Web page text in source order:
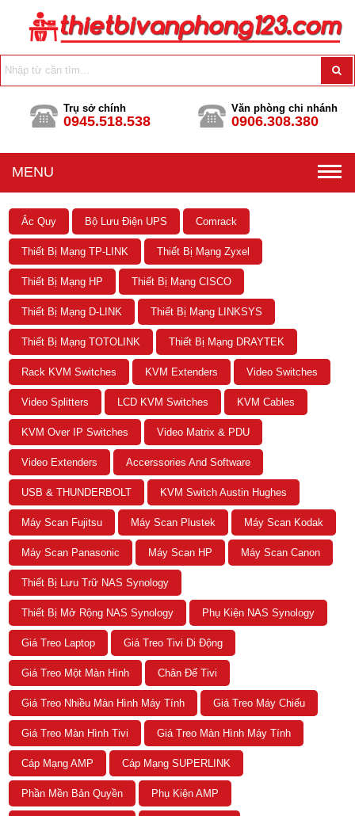
Trụ sở chính
0945.518.538
Văn phòng chi nhánh
0906.308.380
MENU
Ắc Quy Bộ Lưu Điện UPS Comrack
Thiết Bị Mạng TP-LINK Thiết Bị Mạng Zyxel
Thiết Bị Mạng HP Thiết Bị Mạng CISCO
Thiết Bị Mạng D-LINK Thiết Bị Mạng LINKSYS
Thiết Bị Mạng TOTOLINK Thiết Bị Mạng DRAYTEK
Rack KVM Switches KVM Extenders Video Switches
Video Splitters LCD KVM Switches KVM Cables
KVM Over IP Switches Video Matrix & PDU
Video Extenders Accerssories And Software
USB & THUNDERBOLT KVM Switch Austin Hughes
Máy Scan Fujitsu Máy Scan Plustek Máy Scan Kodak
Máy Scan Panasonic Máy Scan HP Máy Scan Canon
Thiết Bị Lưu Trữ NAS Synology
Thiết Bị Mở Rộng NAS Synology Phụ Kiện NAS Synology
Giá Treo Laptop Giá Treo Tivi Di Động
Giá Treo Một Màn Hình Chân Đế Tivi
Giá Treo Nhiều Màn Hình Máy Tính Giá Treo Máy Chiếu
Giá Treo Màn Hình Tivi Giá Treo Màn Hình Máy Tính
Cáp Mạng AMP Cáp Mạng SUPERLINK
Phần Mền Bản Quyền Phụ Kiện AMP